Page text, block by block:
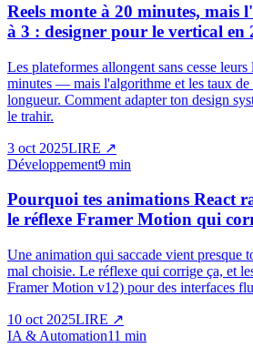
Reels monte à 20 minutes, mais
à 3 : designer pour le vertical en
Les plateformes allongent sans cesse
minutes — mais l'algorithme et les taux de
longueur. Comment adapter ton design
le trahir.
3 oct 2025LIRE ↗
Développement9 min
Pourquoi tes animations React
le réflexe Framer Motion qui
Une animation qui saccade vient presque
mal choisie. Le réflexe qui corrige ça, et
Framer Motion v12) pour des interfaces
10 oct 2025LIRE ↗
IA & Automation11 min